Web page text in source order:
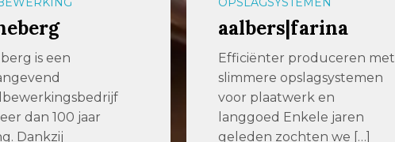
is een
dan 100 jaar
Dankzij
aalbers|farina
Efficiënter produceren met
slimmere opslagsystemen
voor plaatwerk en
langgoed Enkele jaren
geleden zochten we […]